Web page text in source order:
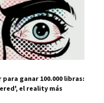
ganar 100.000 libras:
el reality más